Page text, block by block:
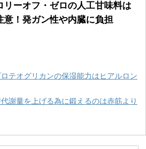
リーオフ・ゼロの人工甘味料は
意！発ガン性や内臓に負担
テオグリカンの保湿能力はヒアルロン
謝量を上げる為に鍛えるのは赤筋より